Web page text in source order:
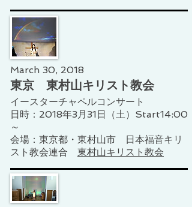
March 30, 2018
東京 東村山キリスト教会
イースターチャペルコンサート​
日時：2018年3月31日（土）Start14:00
～
会場：東京都・東村山市 日本福音キリ
スト教会連合 東村山キリスト教会